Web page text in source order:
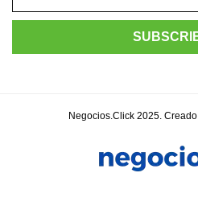
Negocios.Click 2025.